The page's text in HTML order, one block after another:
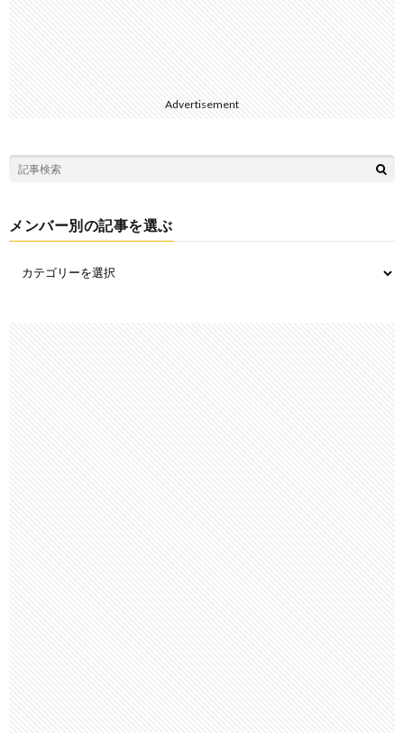
Advertisement
メンバー別の記事を選ぶ